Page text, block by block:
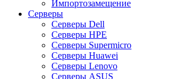
Импортозамещение
Серверы
Серверы Dell
Серверы HPE
Серверы Supermicro
Серверы Huawei
Серверы Lenovo
Серверы ASUS